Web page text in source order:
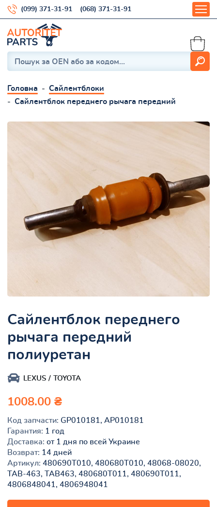
(099) 371-31-91 (068) 371-31-91
Головна
Сайлентблоки
Сайлентблок переднего рычага передний
Сайлентблок переднего
рычага передний
полиуретан
LEXUS TOYOTA
1008.00 ₴
Код запчасти: GP010181, AP010181
Гарантия: 1 год
Доставка: от 1 дня по всей Украине
Возврат: 14 дней
Артикул: 480690T010, 480680T010, 48068-08020,
TAB-463, TAB463, 480680T011, 480690T011,
4806848041, 4806948041